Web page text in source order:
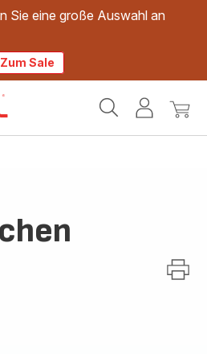
Sie eine große Auswahl an
Zum Sale
Mein
Mein